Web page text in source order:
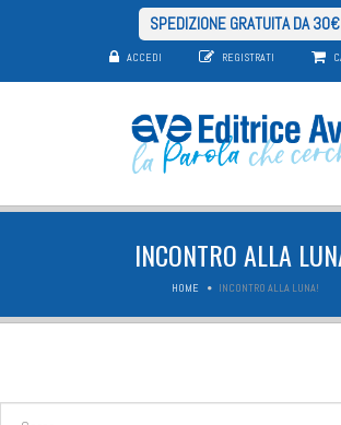
SPEDIZIONE GRATUITA DA 30€
ACCEDI REGISTRATI
INCONTRO ALLA
HOME INCONTRO ALLA LUNA!